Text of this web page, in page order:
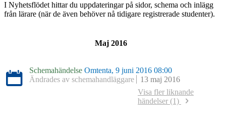
I Nyhetsflödet hittar du uppdateringar på sidor, schema och inlägg
från lärare (när de även behöver nå tidigare registrerade studenter).
Maj 2016
Schemahändelse Omtenta, 9 juni 2016 08:00
Ändrades av schemahandläggare
13 maj 2016
Visa fler liknande
händelser (1)